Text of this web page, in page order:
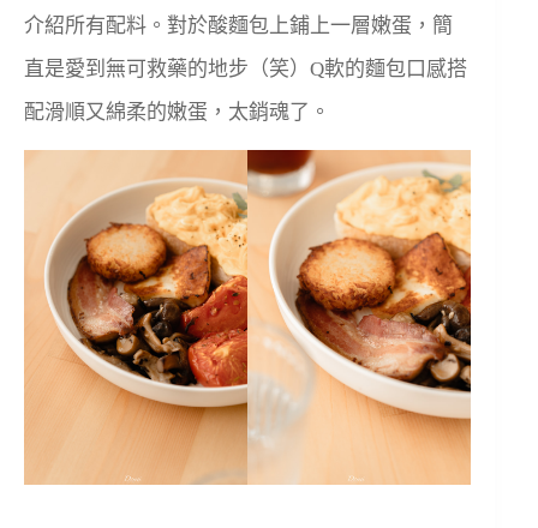
介紹所有配料。對於酸麵包上鋪上一層嫩蛋，簡
直是愛到無可救藥的地步（笑）Q軟的麵包口感搭
配滑順又綿柔的嫩蛋，太銷魂了。